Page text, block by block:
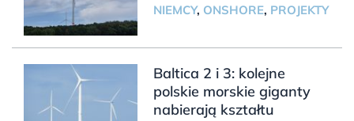
NIEMCY, ONSHORE, PROJEKTY
Baltica 2 i 3: kolejne
polskie morskie giganty
nabierają kształtu